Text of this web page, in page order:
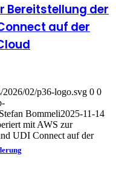
Bereitstellung der
auf der
02/p36-logo.svg 0 0
Stefan Bommeli2025-11-14
mit AWS zur
UDI Connect auf der